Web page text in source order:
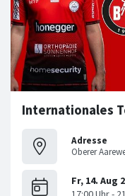
Adresse
Oberer